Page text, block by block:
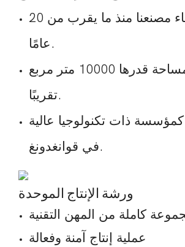
لقد تم إنشاء مصنعنا منذ ما يقرب من 20
عامًا.
تغطي مساحة قدرها 10000 متر مربع
تقريبًا.
كمؤسسة ذات تكنولوجيا عالية
في قوانغدونغ.
ورشة الإنتاج الموحدة
كاملة من المهن التقنية
عملية إنتاج آمنة وفعالة